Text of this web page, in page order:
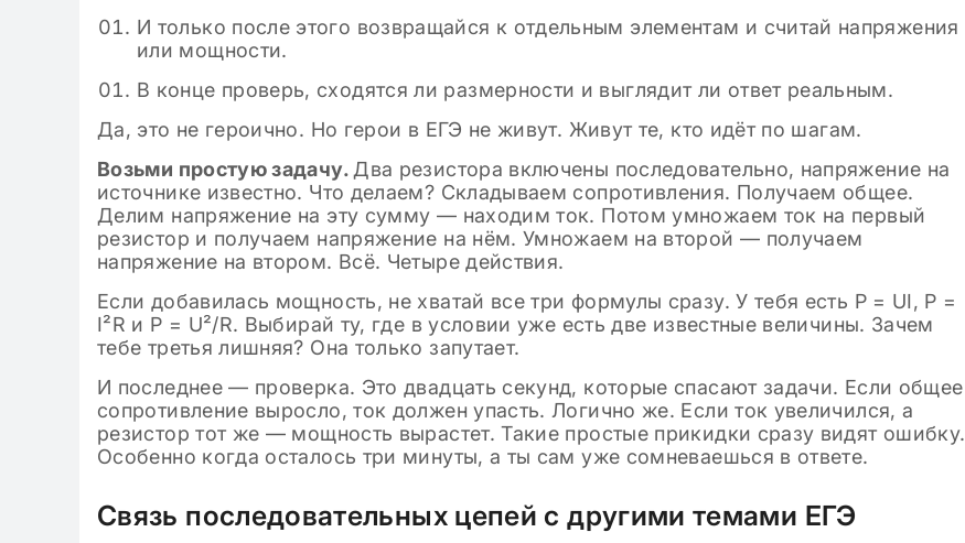
И только после этого возвращайся к отдельным элементам и считай напряжения
или мощности.
В конце проверь, сходятся ли размерности и выглядит ли ответ реальным.
Да, это не героично. Но герои в ЕГЭ не живут. Живут те, кто идёт по шагам.
Возьми простую задачу. Два резистора включены последовательно, напряжение на
источнике известно. Что делаем? Складываем сопротивления. Получаем общее.
Делим напряжение на эту сумму — находим ток. Потом умножаем ток на первый
резистор и получаем напряжение на нём. Умножаем на второй — получаем
напряжение на втором. Всё. Четыре действия.
Если добавилась мощность, не хватай все три формулы сразу. У тебя есть P = UI, P =
I²R и P = U²/R. Выбирай ту, где в условии уже есть две известные величины. Зачем
тебе третья лишняя? Она только запутает.
И последнее — проверка. Это двадцать секунд, которые спасают задачи. Если общее
сопротивление выросло, ток должен упасть. Логично же. Если ток увеличился, а
резистор тот же — мощность вырастет. Такие простые прикидки сразу видят ошибку.
Особенно когда осталось три минуты, а ты сам уже сомневаешься в ответе.
Связь последовательных цепей с другими темами ЕГЭ